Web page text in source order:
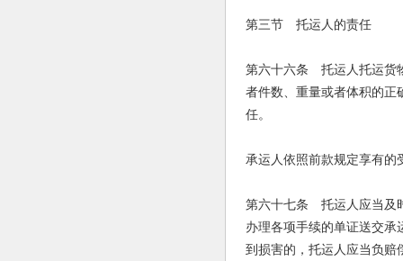
第三节 托运人的责任
第六十六条 托运人托运货
者件数、重量或者体积的正
任。
承运人依照前款规定享有的
第六十七条 托运人应当及
办理各项手续的单证送交
到损害的，托运人应当负赔